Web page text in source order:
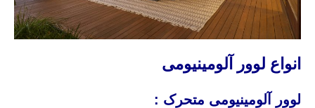
انواع لوور آلومینیومی
لوور آلومینیومی متحرک :